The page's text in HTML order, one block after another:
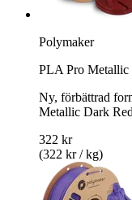
Polymaker
PLA Pro Metallic
Ny, förbättrad
Metallic Dark Red
322 kr
(322 kr / kg)